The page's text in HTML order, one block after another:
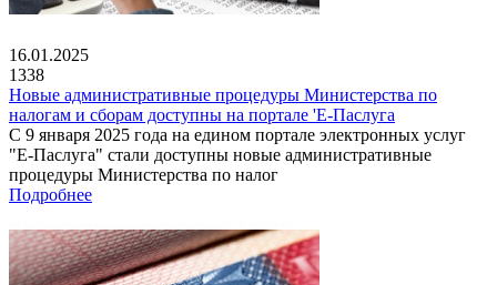
16.01.2025
1338
Новые административные процедуры Министерства по
налогам и сборам доступны на портале 'Е-Паслуга
С 9 января 2025 года на едином портале электронных услуг
"Е-Паслуга" стали доступны новые административные
процедуры Министерства по налог
Подробнее